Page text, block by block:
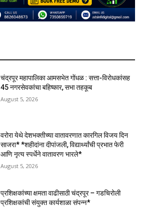
चंद्रपूर महापालिका आमसभेत गोंधळ : सत्ता-विरोधकांसह
45 नगरसेवकांचा बहिष्कार, सभा तहकूब
August 5, 2026
वरोरा येथे देशभक्तीच्या वातावरणात कारगिल विजय दिन
साजरा* *शहीदांना दीपांजली, विद्यार्थ्यांची प्रभात फेरी
आणि नृत्य स्पर्धेने वातावरण भारले*
August 5, 2026
प्रशिक्षकांच्या क्षमता वाढीसाठी चंद्रपूर – गडचिरोली
प्रशिक्षकांची संयुक्त कार्यशाळा संपन्न*